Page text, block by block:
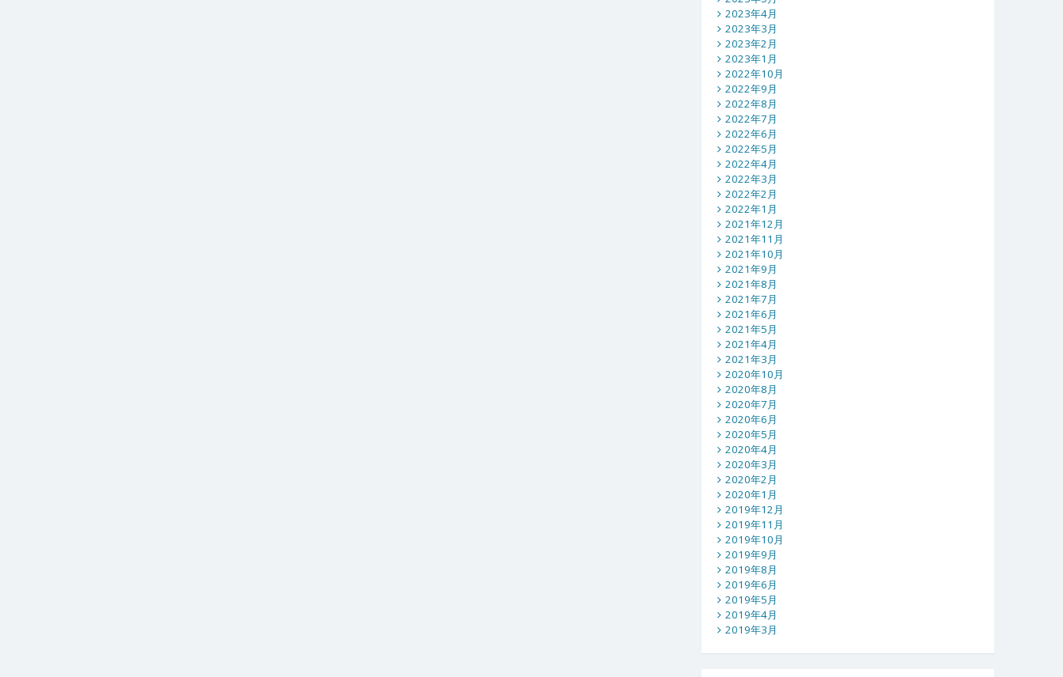
2023年4月
2023年3月
2023年2月
2023年1月
2022年10月
2022年9月
2022年8月
2022年7月
2022年6月
2022年5月
2022年4月
2022年3月
2022年2月
2022年1月
2021年12月
2021年11月
2021年10月
2021年9月
2021年8月
2021年7月
2021年6月
2021年5月
2021年4月
2021年3月
2020年10月
2020年8月
2020年7月
2020年6月
2020年5月
2020年4月
2020年3月
2020年2月
2020年1月
2019年12月
2019年11月
2019年10月
2019年9月
2019年8月
2019年6月
2019年5月
2019年4月
2019年3月